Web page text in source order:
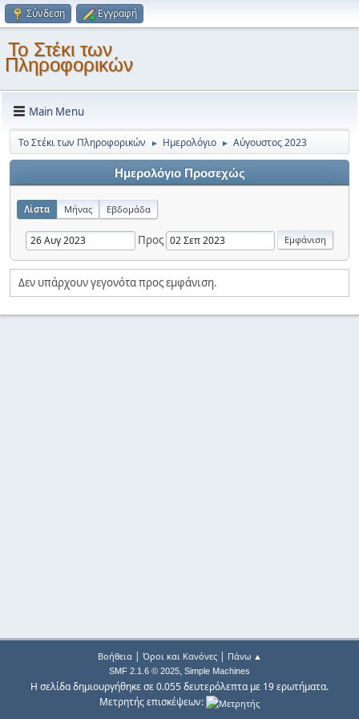
Σύνδεση Εγγραφή
Το Στέκι των
Πληροφορικών
Main Menu
Το Στέκι των Πληροφορικών ► Ημερολόγιο ► Αύγουστος 2023
Ημερολόγιο Προσεχώς
Λίστα Μήνας Εβδομάδα
Προς
Δεν υπάρχουν γεγονότα προς εμφάνιση.
Βοήθεια| Όροι και Κανόνες| Πάνω ▲
SMF 2.1.6 © 2025, Simple Machines
Η σελίδα δημιουργήθηκε σε 0.055 δευτερόλεπτα με 19 ερωτήματα.
Μετρητής επισκέψεων: